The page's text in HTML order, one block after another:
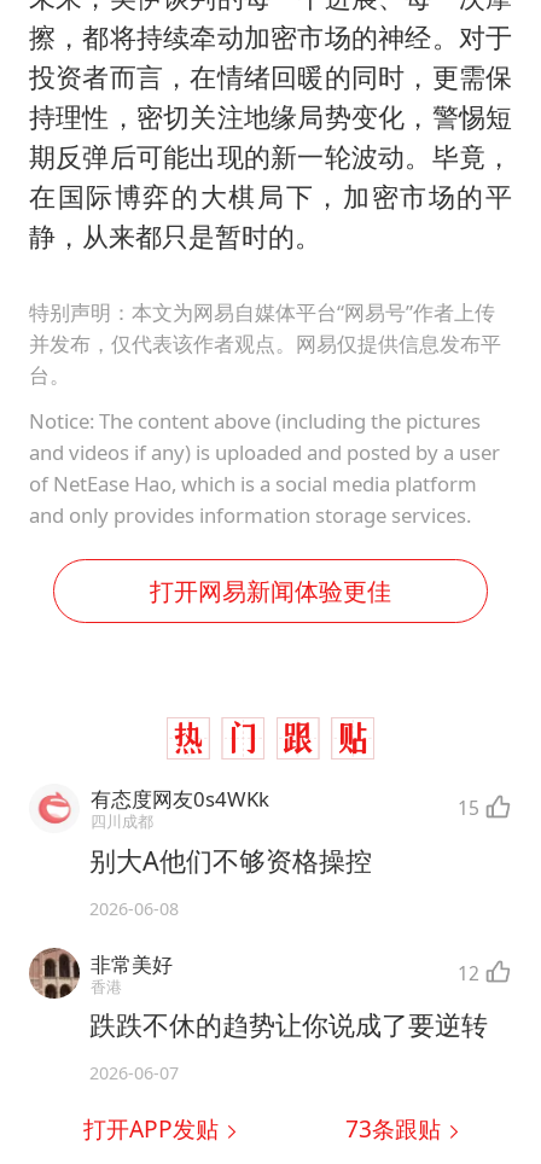
擦，都将持续牵动加密市场的神经。对于
投资者而言，在情绪回暖的同时，更需保
持理性，密切关注地缘局势变化，警惕短
期反弹后可能出现的新一轮波动。毕竟，
在国际博弈的大棋局下，加密市场的平
静，从来都只是暂时的。
特别声明：本文为网易自媒体平台“网易号”作者上传
并发布，仅代表该作者观点。网易仅提供信息发布平
台。
Notice: The content above (including the pictures
and videos if any) is uploaded and posted by a user
of NetEase Hao, which is a social media platform
and only provides information storage services.
打开网易新闻体验更佳
有态度网友0s4WKk
四川成都 15
别大A他们不够资格操控
2026-06-08
非常美好
香港 12
跌跌不休的趋势让你说成了要逆转
2026-06-07
打开APP发贴 73条跟贴